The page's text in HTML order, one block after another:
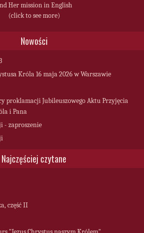
Her mission in English
(click to see more)
Nowości
Króla 16 maja 2026 w Warszawie
proklamacji Jubileuszowego Aktu Przyjęcia
i Pana
- zaproszenie
Najczęściej czytane
część II